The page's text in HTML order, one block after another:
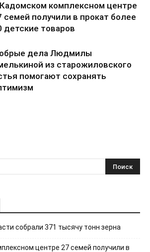
комплексном центре
семей получили в прокат более
детские товаров
дела Людмилы
из старожиловского
помогают сохранять
собрали 371 тысячу тонн зерна
центре 27 семей получили в